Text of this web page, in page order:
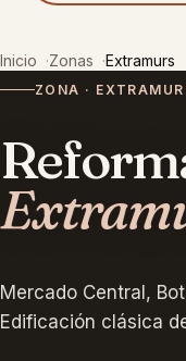
Inicio Zonas Extramurs
ZONA ·
Mercado Central,
Edificación clásica